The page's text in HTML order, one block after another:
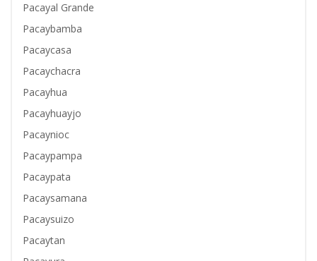
Pacayal Grande
Pacaybamba
Pacaycasa
Pacaychacra
Pacayhua
Pacayhuayjo
Pacaynioc
Pacaypampa
Pacaypata
Pacaysamana
Pacaysuizo
Pacaytan